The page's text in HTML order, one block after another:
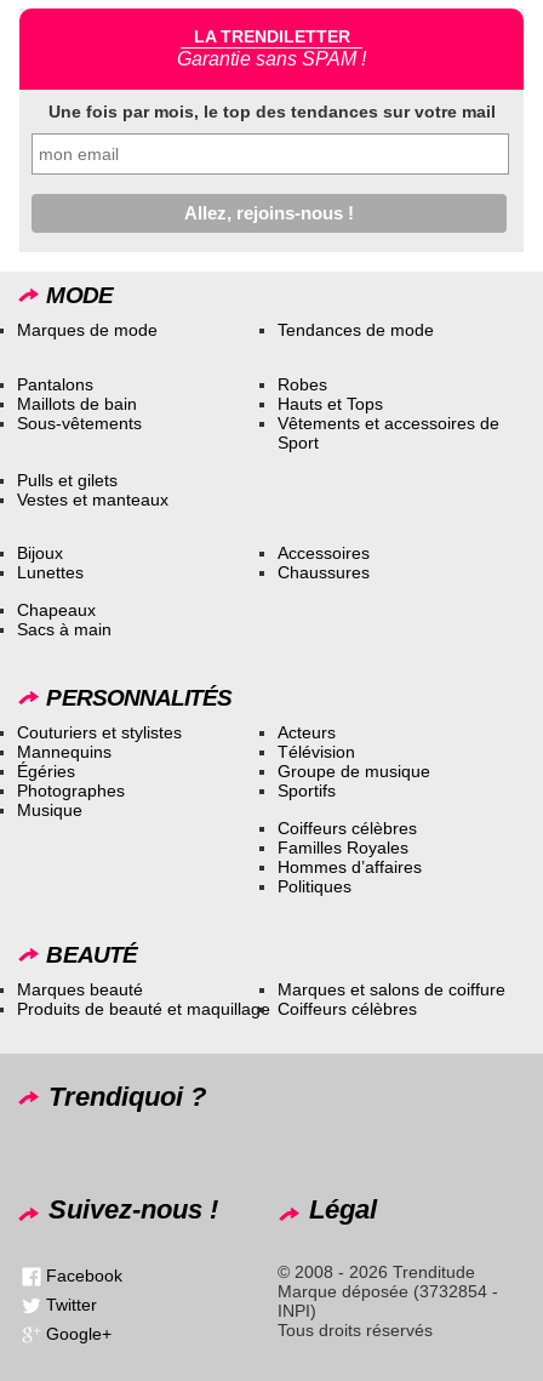
LA TRENDILETTER
Garantie sans SPAM !
Une fois par mois, le top des tendances sur votre mail
MODE
Marques de mode Tendances de mode
Pantalons
Maillots de bain
Sous-vêtements
Robes
Hauts et Tops
Vêtements et accessoires de
Sport
Pulls et gilets
Vestes et manteaux
Bijoux
Lunettes
Accessoires
Chaussures
Chapeaux
Sacs à main
PERSONNALITÉS
Couturiers et stylistes
Mannequins
Égéries
Photographes
Musique
Acteurs
Télévision
Groupe de musique
Sportifs
Coiffeurs célèbres
Familles Royales
Hommes d’affaires
Politiques
BEAUTÉ
Marques beauté
Produits de beauté et maquillage
Marques et salons de coiffure
Coiffeurs célèbres
Trendiquoi ?
Suivez-nous !
Facebook
Twitter
Google+
Légal
© 2008 - 2026 Trenditude
Marque déposée (3732854 -
INPI)
Tous droits réservés